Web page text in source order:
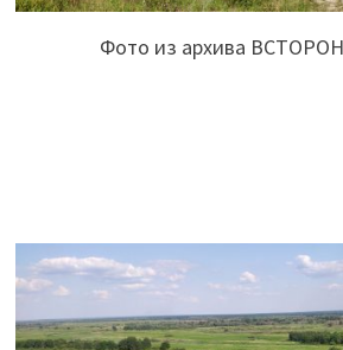
Фото из архива